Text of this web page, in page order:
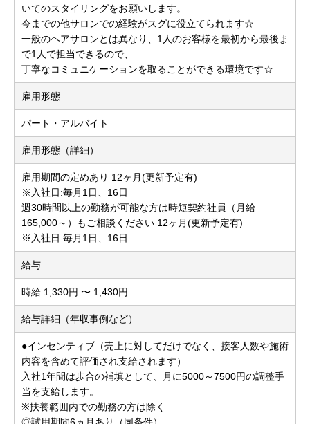
いてのスタイリングをお願いします。
今までの他サロンでの経験がスグに役立てられます☆
一般のヘアサロンとは異なり、1人のお客様を最初から最後ま
で1人で担当できるので、
丁寧なコミュニケーションを取ることができる環境です☆
雇用形態
パート・アルバイト
雇用形態（詳細）
雇用期間の定めあり 12ヶ月(更新予定有)
※入社日:毎月1日、16日
週30時間以上の勤務が可能な方は時短契約社員（月給
165,000～）もご相談ください 12ヶ月(更新予定有)
※入社日:毎月1日、16日
給与
時給 1,330円 〜 1,430円
給与詳細（年収事例など）
●インセンティブ（売上に対してだけでなく、接客人数や施術
内容を含めて評価され支給されます）
入社1年間は歩合の補填として、月に5000～7500円の調整手
当を支給します。
※扶養範囲内での勤務の方は除く